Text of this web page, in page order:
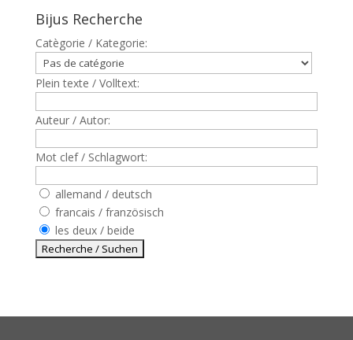
Bijus Recherche
Catègorie / Kategorie:
Plein texte / Volltext:
Auteur / Autor:
Mot clef / Schlagwort:
allemand / deutsch
francais / französisch
les deux / beide